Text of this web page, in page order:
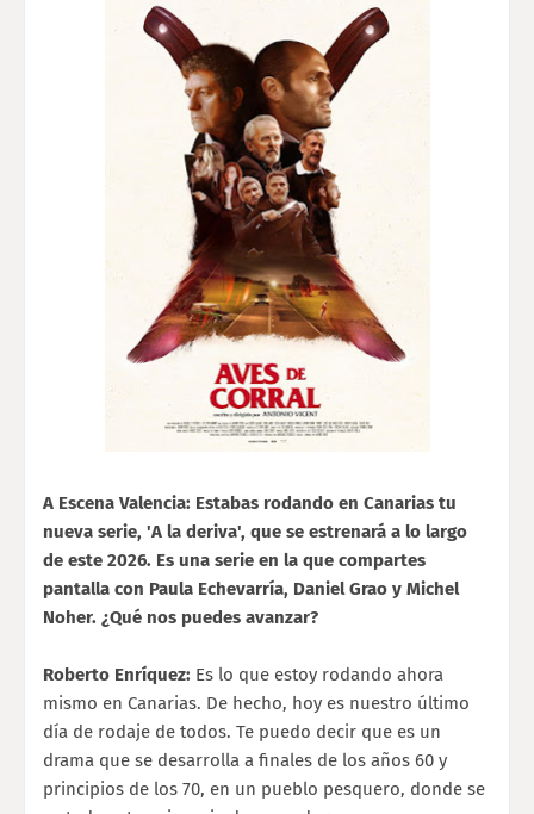
A Escena Valencia: Estabas rodando en Canarias tu
nueva serie, 'A la deriva', que se estrenará a lo largo
de este 2026. Es una serie en la que compartes
pantalla con Paula Echevarría, Daniel Grao y Michel
Noher. ¿Qué nos puedes avanzar?
Roberto Enríquez: Es lo que estoy rodando ahora
mismo en Canarias. De hecho, hoy es nuestro último
día de rodaje de todos. Te puedo decir que es un
drama que se desarrolla a finales de los años 60 y
principios de los 70, en un pueblo pesquero, donde se